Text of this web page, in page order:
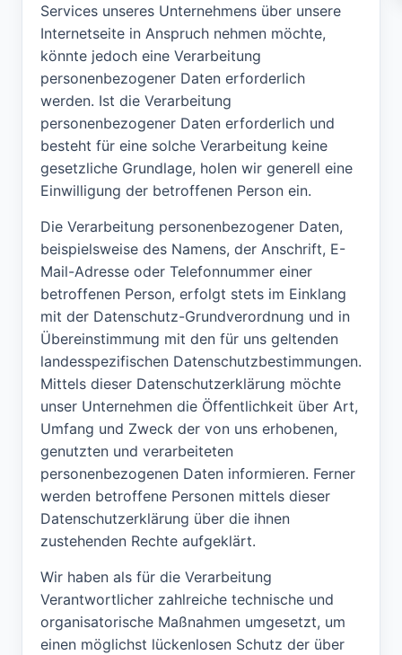
Services unseres Unternehmens über unsere
Internetseite in Anspruch nehmen möchte,
könnte jedoch eine Verarbeitung
personenbezogener Daten erforderlich
werden. Ist die Verarbeitung
personenbezogener Daten erforderlich und
besteht für eine solche Verarbeitung keine
gesetzliche Grundlage, holen wir generell eine
Einwilligung der betroffenen Person ein.
Die Verarbeitung personenbezogener Daten,
beispielsweise des Namens, der Anschrift, E-
Mail-Adresse oder Telefonnummer einer
betroffenen Person, erfolgt stets im Einklang
mit der Datenschutz-Grundverordnung und in
Übereinstimmung mit den für uns geltenden
landesspezifischen Datenschutzbestimmungen.
Mittels dieser Datenschutzerklärung möchte
unser Unternehmen die Öffentlichkeit über Art,
Umfang und Zweck der von uns erhobenen,
genutzten und verarbeiteten
personenbezogenen Daten informieren. Ferner
werden betroffene Personen mittels dieser
Datenschutzerklärung über die ihnen
zustehenden Rechte aufgeklärt.
Wir haben als für die Verarbeitung
Verantwortlicher zahlreiche technische und
organisatorische Maßnahmen umgesetzt, um
einen möglichst lückenlosen Schutz der über